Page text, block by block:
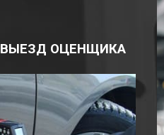
ВЫЕЗД ОЦЕНЩИКА